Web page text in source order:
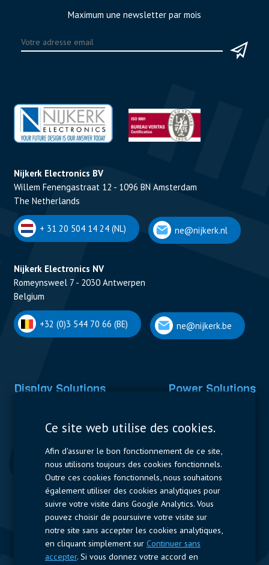
Maximum une newsletter par mois
Nijkerk Electronics BV
Willem Fenengastraat 12 - 1096 BN Amsterdam
The Netherlands
+ 31 20 504 14 24 (NL) ne@nijkerk.nl
Nijkerk Electronics NV
Romeynsweel 7 - 2030 Antwerpen
Belgium
+32 (0)3 544 70 66 (BE) ne@nijkerk.be
Display Solutions Power Solutions
Contactors & Fuses
Measurement
Resistors
Accès rapide
Profil de l’entreprise Fournisseurs Jobs
Ce site web utilise des cookies.
Afin d'assurer le bon fonctionnement de ce site,
nous utilisons toujours des cookies fonctionnels.
Outre ces cookies fonctionnels, nous souhaitons
également utiliser des cookies analytiques pour
suivre votre visite dans Google Analytics. Vous
pouvez choisir de poursuivre votre visite sur
notre site sans accepter les cookies analytiques,
en cliquant simplement sur Continuer sans
accepter. Si vous donnez votre accord en